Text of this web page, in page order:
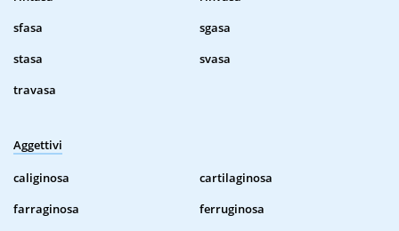
sfasa
sgasa
stasa
svasa
travasa
Aggettivi
caliginosa
cartilaginosa
farraginosa
ferruginosa